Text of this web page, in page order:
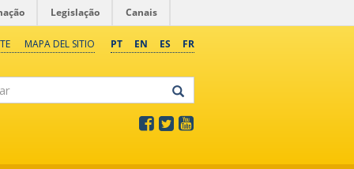
Legislação Canais
PT EN ES FR
MAPA DEL SITIO